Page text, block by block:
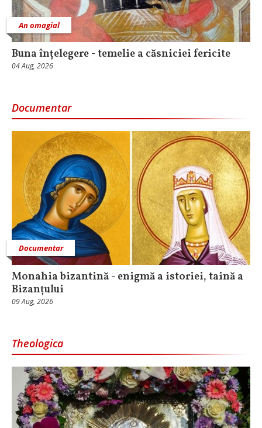
An omagial
Buna înțelegere - temelie a căsniciei fericite
04 Aug, 2026
Documentar
Documentar
Monahia bizantină - enigmă a istoriei, taină a
Bizanțului
09 Aug, 2026
Theologica